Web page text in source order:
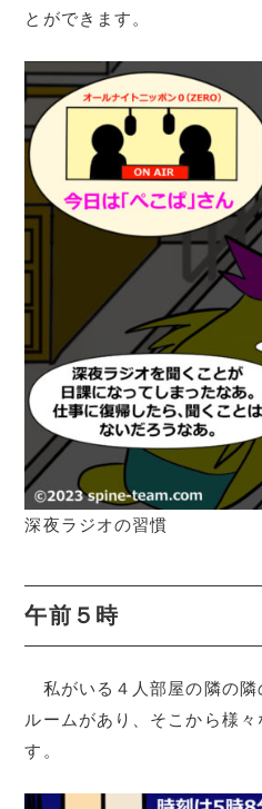
とができます。
深夜ラジオの習慣
午前５時
私がいる４人部屋の隣の隣
ルームがあり、そこから様
す。